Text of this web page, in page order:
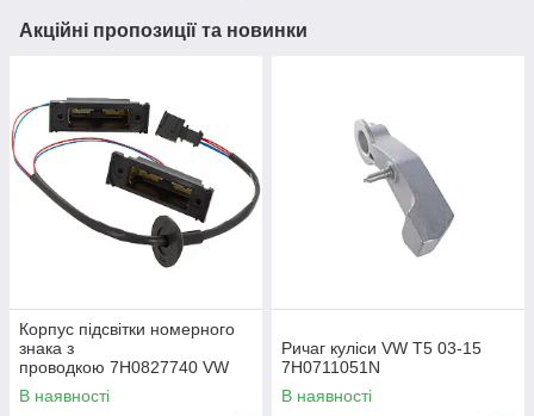
Акційні пропозиції та новинки
Корпус підсвітки номерного
знака з
проводкою 7H0827740 VW
Caddy III (2K) 2004-2015
/ Caddy IV (SA) 2016-
В наявності
Ричаг куліси VW T5 03-15
7H0711051N
В наявності